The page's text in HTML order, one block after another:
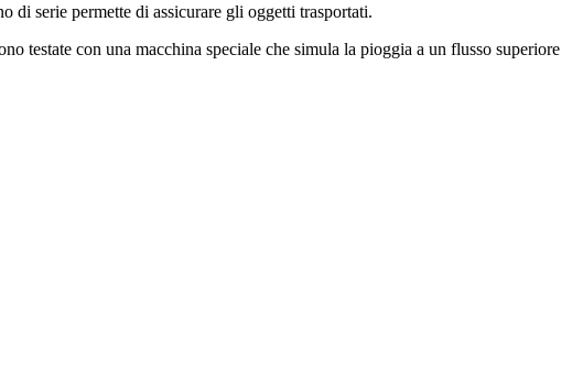
di serie permette di assicurare gli oggetti trasportati.
testate con una macchina speciale che simula la pioggia a un flusso superiore